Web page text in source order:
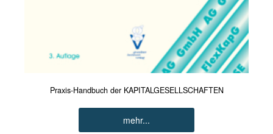
Praxis-Handbuch der KAPITALGESELLSCHAFTEN
mehr...